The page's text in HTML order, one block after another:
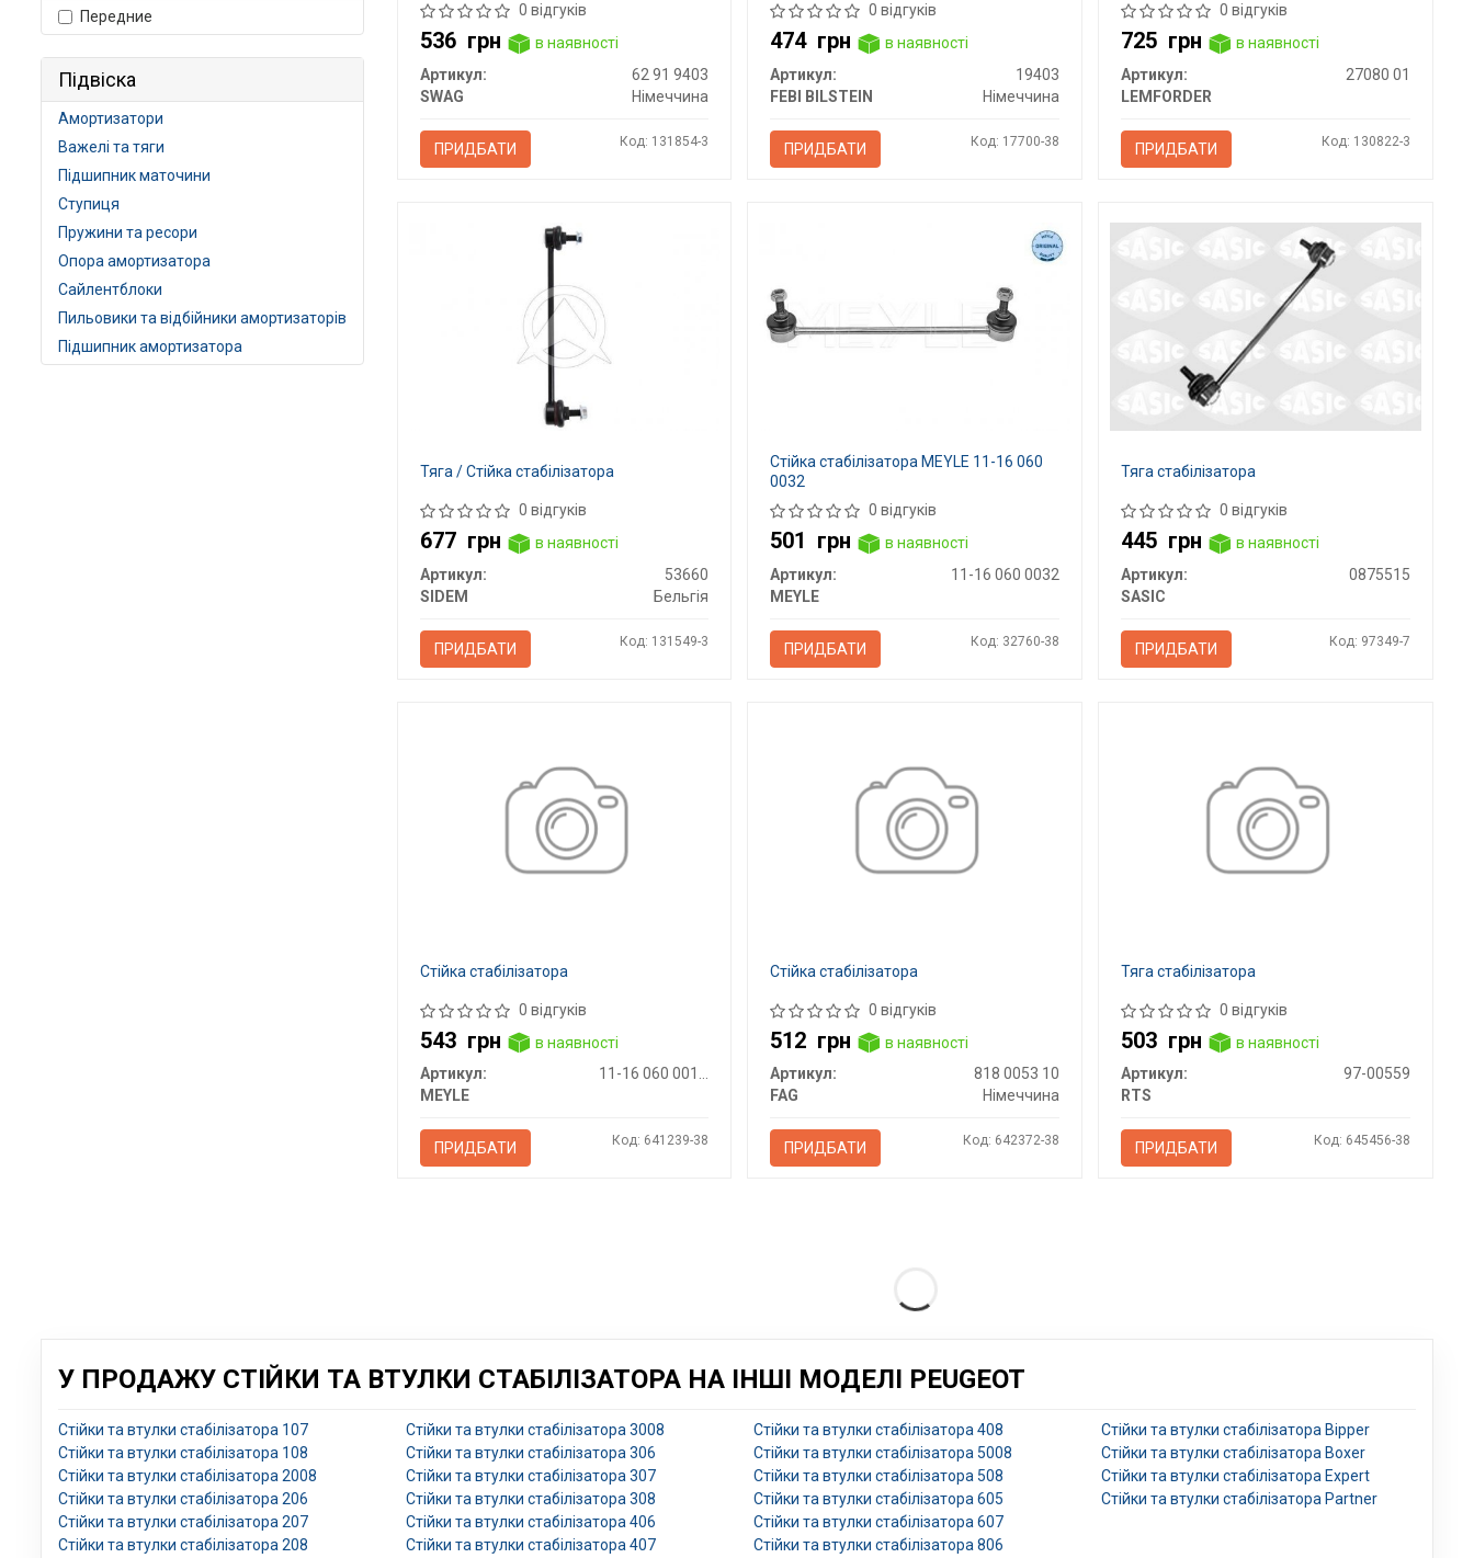
Передние
Підвіска
Амортизатори
Важелі та тяги
Підшипник маточини
Ступиця
Пружини та ресори
Опора амортизатора
Сайлентблоки
Пильовики та відбійники амортизаторів
Підшипник амортизатора
0 відгуків
536 грн
в наявності
Артикул:
62 91 9403
SWAG
Німеччина
ПРИДБАТИ Код: 131854-3
0 відгуків
474 грн
в наявності
Артикул:
19403
FEBI BILSTEIN
Німеччина
ПРИДБАТИ Код: 17700-38
0 відгуків
725 грн
в наявності
Артикул:
27080 01
LEMFORDER
ПРИДБАТИ Код: 130822-3
Тяга / Стійка стабілізатора
0 відгуків
677 грн
в наявності
Артикул:
53660
SIDEM
Бельгія
ПРИДБАТИ Код: 131549-3
Стійка стабілізатора MEYLE 11-16 060
0032
0 відгуків
501 грн
в наявності
Артикул:
11-16 060 0032
MEYLE
ПРИДБАТИ Код: 32760-38
Тяга стабілізатора
0 відгуків
445 грн
в наявності
Артикул:
0875515
SASIC
ПРИДБАТИ Код: 97349-7
Стійка стабілізатора
0 відгуків
543 грн
в наявності
Артикул:
11-16 060 0013/HD
MEYLE
ПРИДБАТИ Код: 641239-38
Стійка стабілізатора
0 відгуків
512 грн
в наявності
Артикул:
818 0053 10
FAG
Німеччина
ПРИДБАТИ Код: 642372-38
Тяга стабілізатора
0 відгуків
503 грн
в наявності
Артикул:
97-00559
RTS
ПРИДБАТИ Код: 645456-38
У ПРОДАЖУ СТІЙКИ ТА ВТУЛКИ СТАБІЛІЗАТОРА НА ІНШІ МОДЕЛІ PEUGEOT
Стійки та втулки стабілізатора 107
Стійки та втулки стабілізатора 108
Стійки та втулки стабілізатора 2008
Стійки та втулки стабілізатора 206
Стійки та втулки стабілізатора 207
Стійки та втулки стабілізатора 208
Стійки та втулки стабілізатора 3008
Стійки та втулки стабілізатора 306
Стійки та втулки стабілізатора 307
Стійки та втулки стабілізатора 308
Стійки та втулки стабілізатора 406
Стійки та втулки стабілізатора 407
Стійки та втулки стабілізатора 408
Стійки та втулки стабілізатора 5008
Стійки та втулки стабілізатора 508
Стійки та втулки стабілізатора 605
Стійки та втулки стабілізатора 607
Стійки та втулки стабілізатора 806
Стійки та втулки стабілізатора Bipper
Стійки та втулки стабілізатора Boxer
Стійки та втулки стабілізатора Expert
Стійки та втулки стабілізатора Partner